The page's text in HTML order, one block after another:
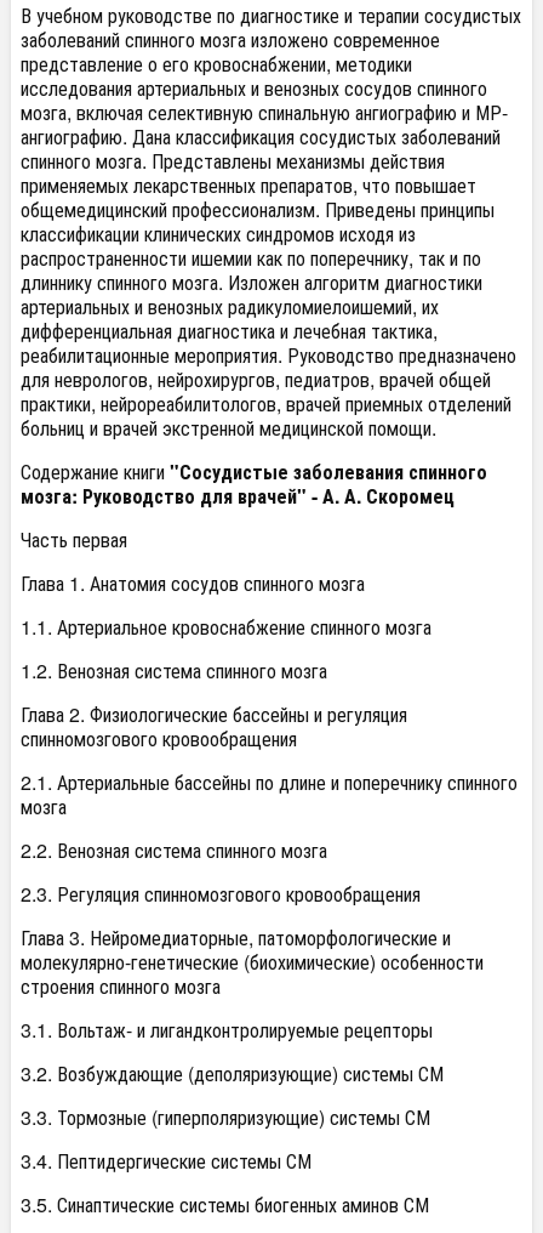
В учебном руководстве по диагностике и терапии сосудистых
заболеваний спинного мозга изложено современное
представление о его кровоснабжении, методики
исследования артериальных и венозных сосудов спинного
мозга, включая селективную спинальную ангиографию и МР-
ангиографию. Дана классификация сосудистых заболеваний
спинного мозга. Представлены механизмы действия
применяемых лекарственных препаратов, что повышает
общемедицинский профессионализм. Приведены принципы
классификации клинических синдромов исходя из
распространенности ишемии как по поперечнику, так и по
длиннику спинного мозга. Изложен алгоритм диагностики
артериальных и венозных радикуломиелоишемий, их
дифференциальная диагностика и лечебная тактика,
реабилитационные мероприятия. Руководство предназначено
для неврологов, нейрохирургов, педиатров, врачей общей
практики, нейрореабилитологов, врачей приемных отделений
больниц и врачей экстренной медицинской помощи.
Содержание книги"Сосудистые заболевания спинного
мозга: Руководство для врачей" - А. А. Скоромец
Часть первая
Глава 1. Анатомия сосудов спинного мозга
1.1. Артериальное кровоснабжение спинного мозга
1.2. Венозная система спинного мозга
Глава 2. Физиологические бассейны и регуляция
спинномозгового кровообращения
2.1. Артериальные бассейны по длине и поперечнику спинного
мозга
2.2. Венозная система спинного мозга
2.3. Регуляция спинномозгового кровообращения
Глава 3. Нейромедиаторные, патоморфологические и
молекулярно-генетические (биохимические) особенности
строения спинного мозга
3.1. Вольтаж- и лигандконтролируемые рецепторы
3.2. Возбуждающие (деполяризующие) системы СМ
3.3. Тормозные (гиперполяризующие) системы СМ
3.4. Пептидергические системы СМ
3.5. Синаптические системы биогенных аминов СМ